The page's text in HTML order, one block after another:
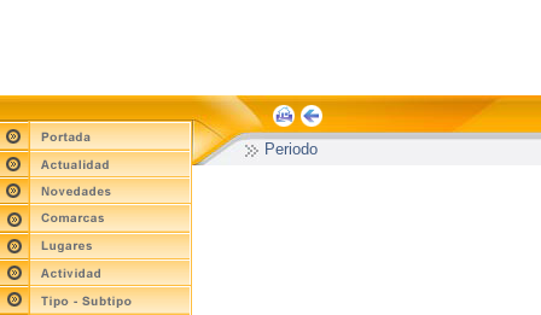
Periodo